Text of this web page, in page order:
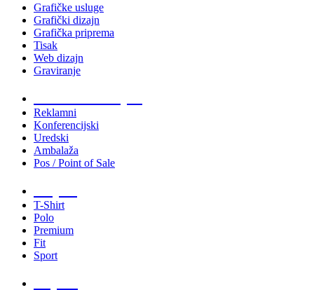
Grafičke usluge
Grafički dizajn
Grafička priprema
Tisak
Web dizajn
Graviranje
Reklamni
Konferencijski
Uredski
Ambalaža
Pos / Point of Sale
T-Shirt
Polo
Premium
Fit
Sport